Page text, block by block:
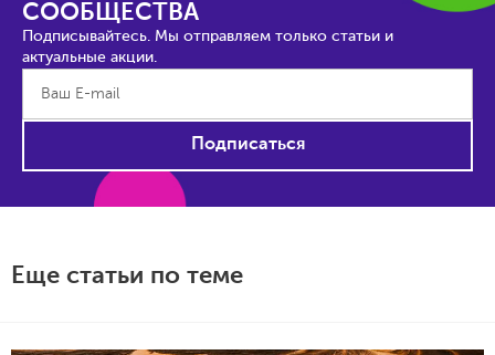
СООБЩЕСТВА
Подписывайтесь. Мы отправляем только статьи и
актуальные акции.
Подписаться
Еще статьи по теме